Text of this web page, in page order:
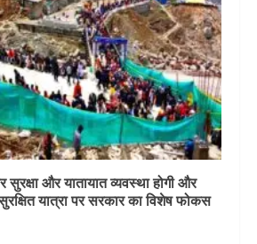
सुरक्षा और यातायात व्यवस्था होगी और
यात्रा पर सरकार का विशेष फोकस